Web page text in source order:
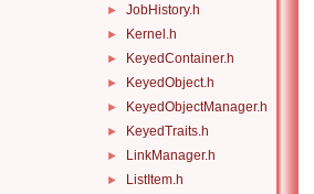
► JobHistory.h
► Kernel.h
► KeyedContainer.h
► KeyedObject.h
► KeyedObjectManager.h
► KeyedTraits.h
► LinkManager.h
► ListItem.h